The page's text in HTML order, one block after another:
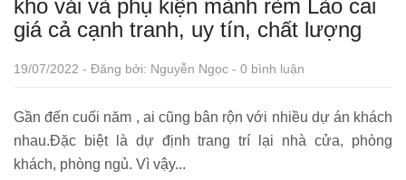
kho vải và phụ kiện mành rèm Lào cai
giá cả cạnh tranh, uy tín, chất lượng
19/07/2022 - Đăng bởi: Nguyễn Ngọc - 0 bình luận
Gần đến cuối năm , ai cũng bân rộn với nhiều dự án khách
nhau.Đặc biệt là dự định trang trí lại nhà cửa, phòng
khách, phòng ngủ. Vì vậy...